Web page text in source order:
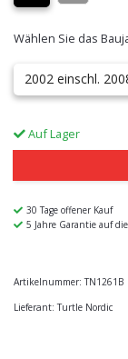
Wählen Sie das
2002 einschl.
Auf Lager
30 Tage offener Kauf
5 Jahre Garantie auf
Artikelnummer: TN1261B
Lieferant: Turtle Nordic